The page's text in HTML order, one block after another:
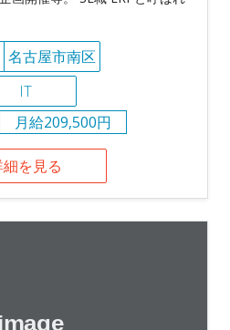
名古屋市南区
IT
月給209,500円
を見る